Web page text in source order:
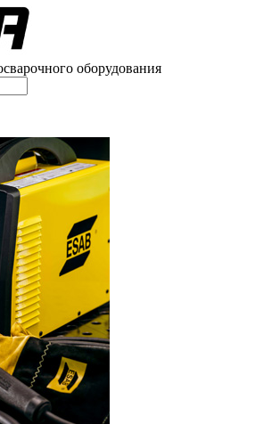
оборудования